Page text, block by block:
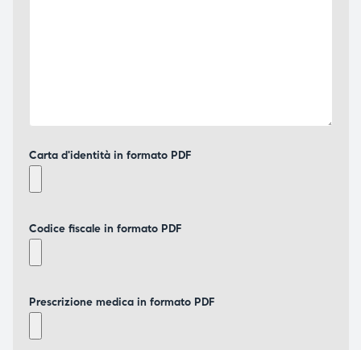
Carta d'identità in formato PDF
Codice fiscale in formato PDF
Prescrizione medica in formato PDF